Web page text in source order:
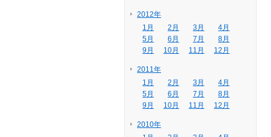
2012年
1月
2月 3月
4月
5月
6月 7月
8月
9月
10月 11月 12月
2011年
1月
2月 3月
4月
5月
6月 7月
8月
9月
10月 11月 12月
2010年